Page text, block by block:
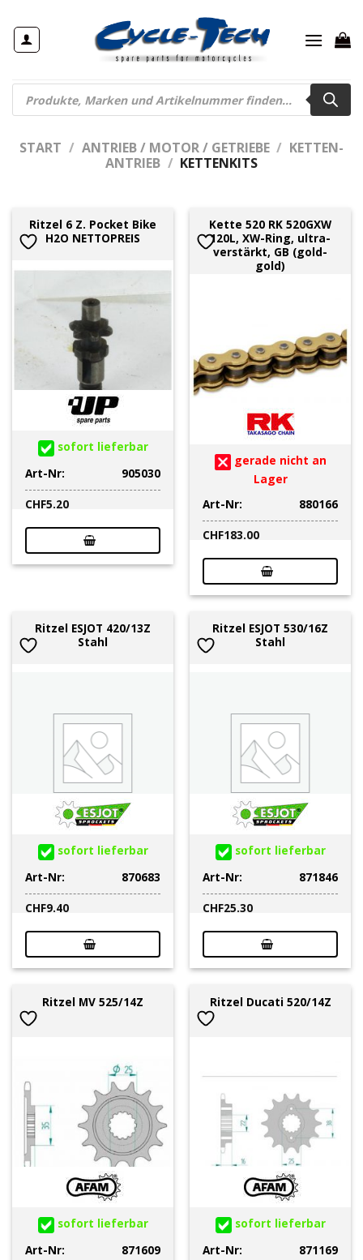
Inhalt
springen
Products
search
START / ANTRIEB / MOTOR / GETRIEBE / KETTEN-
ANTRIEB / KETTENKITS
Ritzel 6 Z. Pocket Bike
H2O NETTOPREIS
sofort lieferbar
Art-Nr:
905030
CHF5.20
Kette 520 RK 520GXW
120L, XW-Ring, ultra-
verstärkt, GB (gold-
gold)
gerade nicht an
Lager
Art-Nr:
880166
CHF183.00
Ritzel ESJOT 420/13Z
Stahl
sofort lieferbar
Art-Nr:
870683
CHF9.40
Ritzel ESJOT 530/16Z
Stahl
sofort lieferbar
Art-Nr:
871846
CHF25.30
Ritzel MV 525/14Z
sofort lieferbar
Art-Nr:
871609
Ritzel Ducati 520/14Z
sofort lieferbar
Art-Nr:
871169